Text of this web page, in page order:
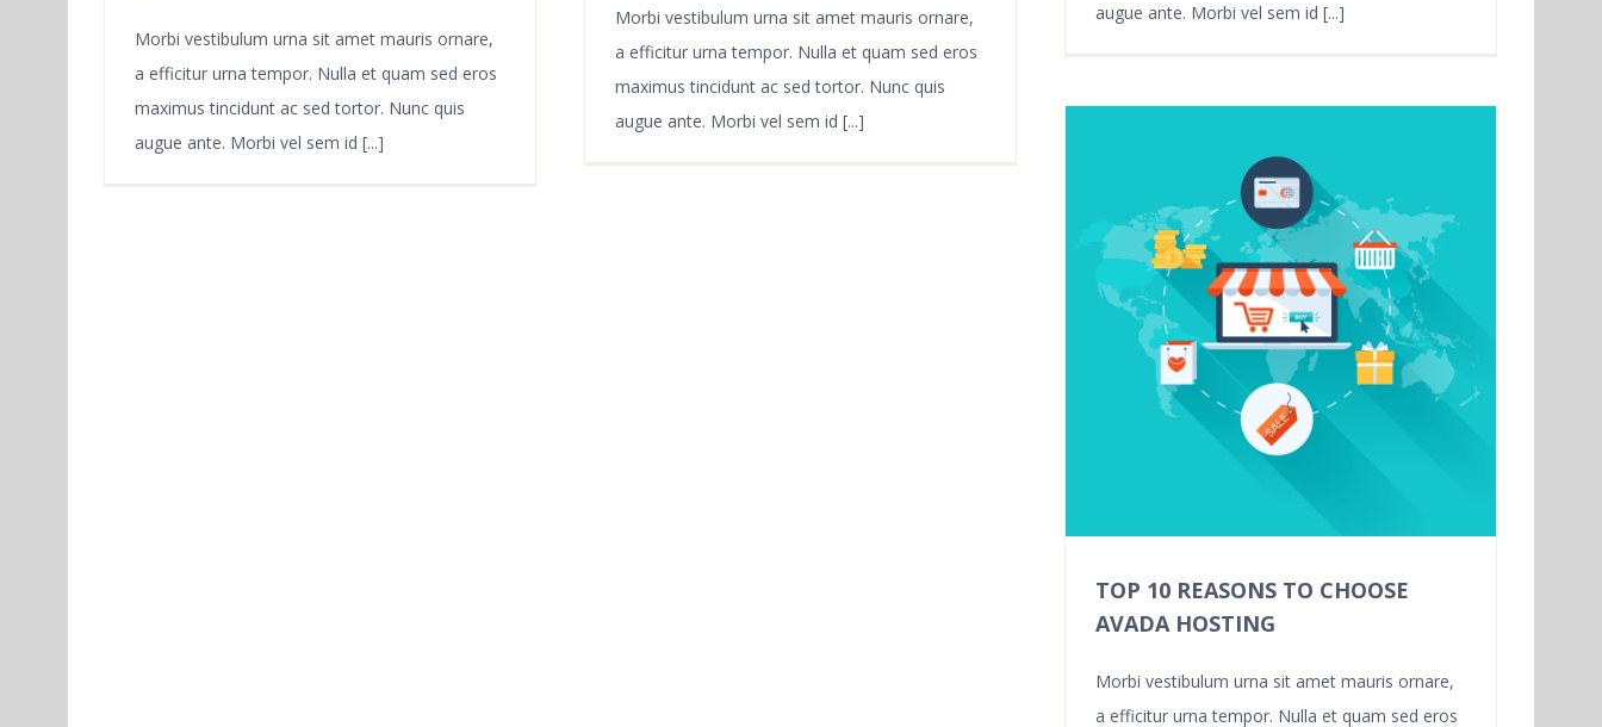
Morbi vestibulum urna sit amet mauris ornare,
a efficitur urna tempor. Nulla et quam sed eros
maximus tincidunt ac sed tortor. Nunc quis
augue ante. Morbi vel sem id [...]
augue ante. Morbi vel sem id [...]
Morbi vestibulum urna sit amet mauris ornare,
a efficitur urna tempor. Nulla et quam sed eros
maximus tincidunt ac sed tortor. Nunc quis
augue ante. Morbi vel sem id [...]
TOP 10 REASONS TO CHOOSE
AVADA HOSTING
Morbi vestibulum urna sit amet mauris ornare,
a efficitur urna tempor. Nulla et quam sed eros